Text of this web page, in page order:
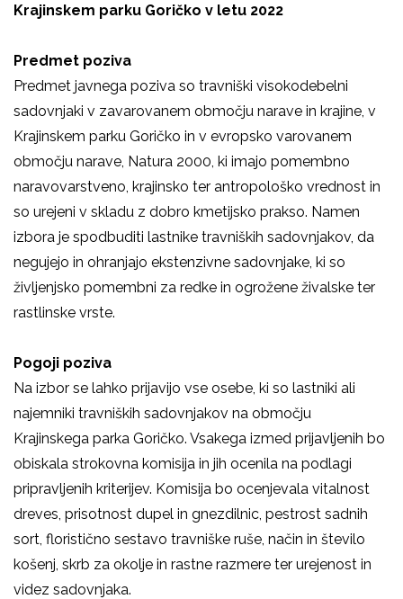
Krajinskem parku Goričko v letu 2022
Predmet poziva
Predmet javnega poziva so travniški visokodebelni
sadovnjaki v zavarovanem območju narave in krajine, v
Krajinskem parku Goričko in v evropsko varovanem
območju narave, Natura 2000, ki imajo pomembno
naravovarstveno, krajinsko ter antropološko vrednost in
so urejeni v skladu z dobro kmetijsko prakso. Namen
izbora je spodbuditi lastnike travniških sadovnjakov, da
negujejo in ohranjajo ekstenzivne sadovnjake, ki so
življenjsko pomembni za redke in ogrožene živalske ter
rastlinske vrste.
Pogoji poziva
Na izbor se lahko prijavijo vse osebe, ki so lastniki ali
najemniki travniških sadovnjakov na območju
Krajinskega parka Goričko. Vsakega izmed prijavljenih bo
obiskala strokovna komisija in jih ocenila na podlagi
pripravljenih kriterijev. Komisija bo ocenjevala vitalnost
dreves, prisotnost dupel in gnezdilnic, pestrost sadnih
sort, floristično sestavo travniške ruše, način in število
košenj, skrb za okolje in rastne razmere ter urejenost in
videz sadovnjaka.